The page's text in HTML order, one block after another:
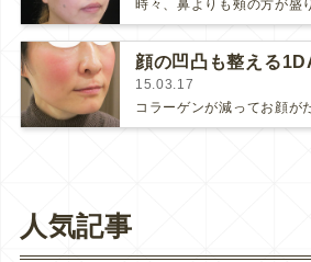
顔の凹凸も整える
15.03.17
人気記事